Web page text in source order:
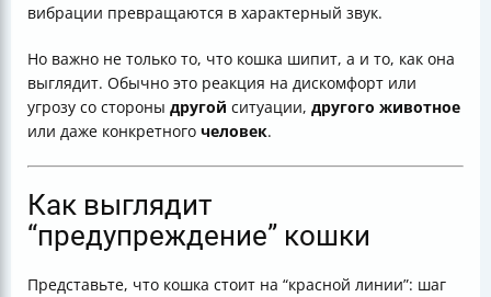
вибрации превращаются в характерный звук.
Но важно не только то, что кошка шипит, а и то, как она
выглядит. Обычно это реакция на дискомфорт или
угрозу со стороны другой ситуации, другого животное
или даже конкретного человек.
Как выглядит
“предупреждение” кошки
Представьте, что кошка стоит на “красной линии”: шаг